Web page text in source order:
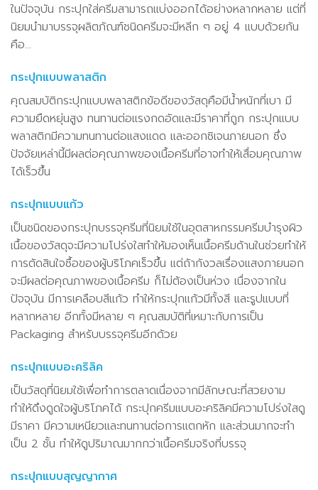
ในปัจจุบัน กระปุกใส่ครีมสามารถแบ่งออกได้อย่างหลากหลาย แต่ที่
นิยมนำมาบรรจุผลิตภัณฑ์ชนิดครีมจะมีหลีก ๆ อยู่ 4 แบบด้วยกัน
คือ…
กระปุกแบบพลาสติก
คุณสมบัติกระปุกแบบพลาสติกข้อดีของวัสดุคือมีน้ำหนักที่เบา มี
ความยืดหยุ่นสูง ทนทานต่อแรงกดอัดและมีราคาที่ถูก กระปุกแบบ
พลาสติกมีความทนทานต่อแสงแดด และออกซิเจนภายนอก ซึ่ง
ปัจจัยเหล่านี้มีผลต่อคุณภาพของเนื้อครีมที่อาจทำให้เสื่อมคุณภาพ
ได้เร็วขึ้น
กระปุกแบบแก้ว
เป็นชนิดของกระปุกบรรจุครีมที่นิยมใช้ในอุตสาหกรรมครีมบำรุงผิว
เนื้อของวัสดุจะมีความโปร่งใสทำให้มองเห็นเนื้อครีมด้านในช่วยทำให้
การตัดสินใจซื้อของผู้บริโภคเร็วขึ้น แต่ถ้ากังวลเรื่องแสงภายนอก
จะมีผลต่อคุณภาพของเนื้อครีม ก็ไม่ต้องเป็นห่วง เนื่องจากใน
ปัจจุบัน มีการเคลือบสีแก้ว ทำให้กระปุกแก้วมีทั้งสี และรูปแบบที่
หลากหลาย อีกทั้งมีหลาย ๆ คุณสมบัติที่เหมาะกับการเป็น
Packaging สำหรับบรรจุครีมอีกด้วย
กระปุกแบบอะคริลิค
เป็นวัสดุที่นิยมใช้เพื่อทำการตลาดเนื่องจากมีลักษณะที่สวยงาม
ทำให้ดึงดูดใจผู้บริโภคได้ กระปุกครีมแบบอะคริลิคมีความโปร่งใสดู
มีราคา มีความเหนียวและทนทานต่อการแตกหัก และส่วนมากจะทำ
เป็น 2 ชั้น ทำให้ดูปริมาณมากกว่าเนื้อครีมจริงที่บรรจุ
กระปุกแบบสุญญากาศ